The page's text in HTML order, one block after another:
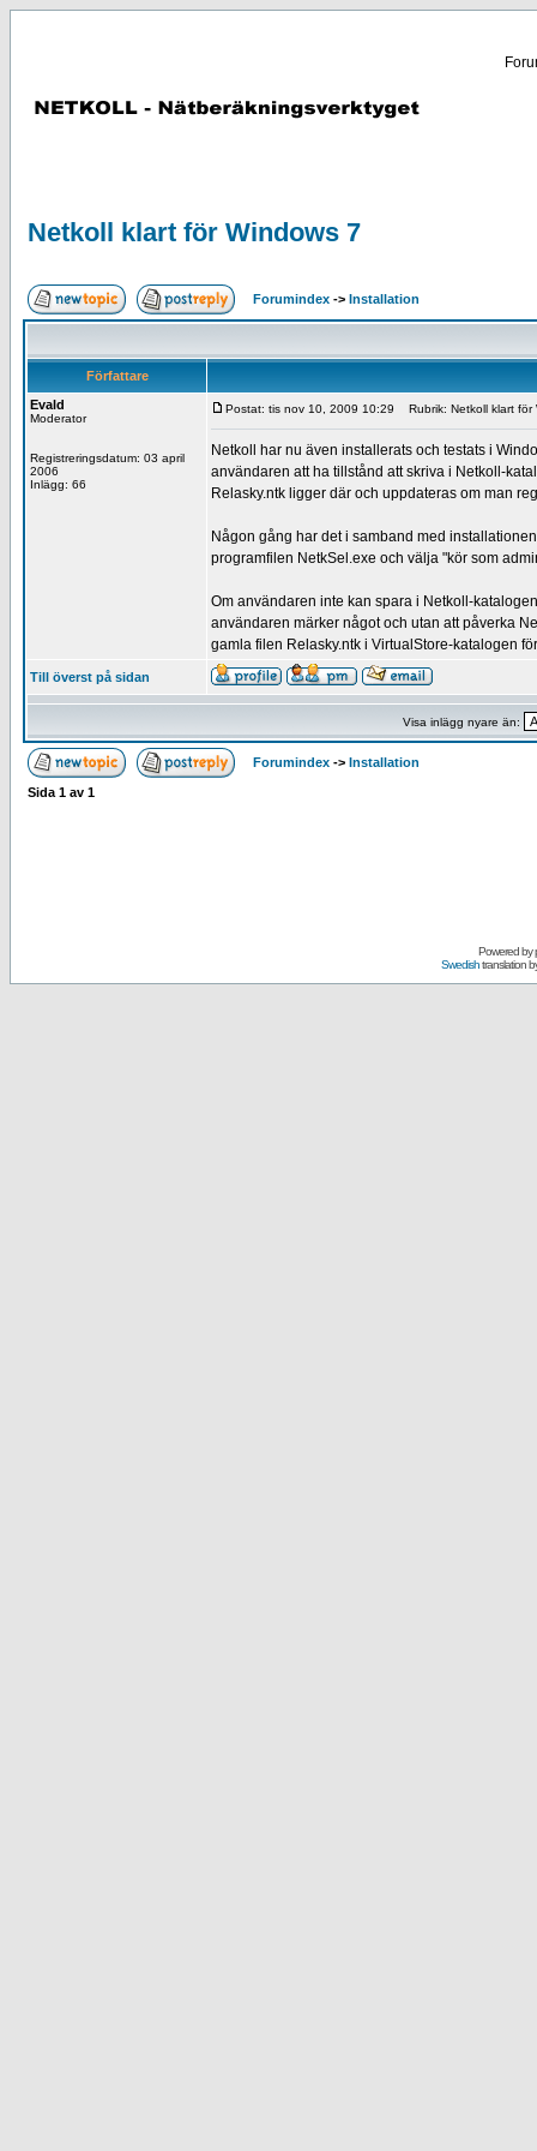
Netkoll klart för Windows 7
Forumindex -> Installation
Författare
Evald
Moderator
Registreringsdatum: 03 april
2006
Inlägg: 66
Postat: tis nov 10, 2009 10:29 Rubrik: Netkoll klart för
Netkoll har nu även installerats och testats i
användaren att ha tillstånd att skriva i Netkoll-
Relasky.ntk ligger där och uppdateras om man
Någon gång har det i samband med
programfilen NetkSel.exe och välja "kör som
Om användaren inte kan spara i Netkoll-
användaren märker något och utan att påverka
gamla filen Relasky.ntk i VirtualStore-katalogen
Till överst på sidan
Visa inlägg nyare än:
Forumindex -> Installation
Sida 1 av 1
Powered by
Swedishtranslation